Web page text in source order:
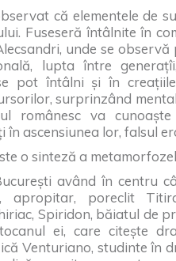
că elementele de
Fuseseră întâlnite în
unde se
lupta între
pot întâlni și în
surprinzând
românesc va
ascensiunea lor, falsul
o sinteză a
având în centru
apropitar, poreclit
Spiridon, băiatul de
ei, care citește
Venturiano, studinte în